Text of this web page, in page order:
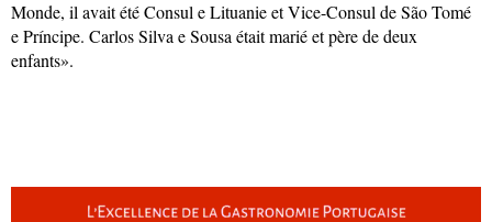
Monde, il avait été Consul e Lituanie et Vice-Consul de São Tomé
e Príncipe. Carlos Silva e Sousa était marié et père de deux
enfants».